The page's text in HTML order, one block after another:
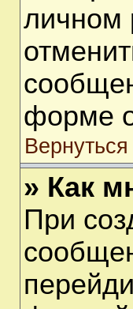
личном
форме
» Как
При